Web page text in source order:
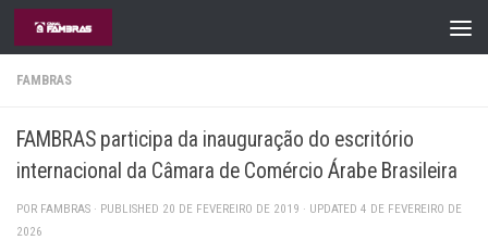
Skip to content
FAMBRAS
FAMBRAS participa da inauguração do escritório
internacional da Câmara de Comércio Árabe Brasileira
POR FAMBRAS · PUBLISHED 20 DE FEVEREIRO DE 2019 · UPDATED 4 DE FEVEREIRO DE
2026